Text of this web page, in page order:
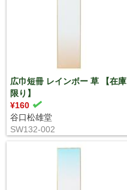
広巾短冊 レインボー 草 【在庫
限り】
¥160
谷口松雄堂
SW132-002